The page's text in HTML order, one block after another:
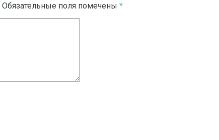
Обязательные поля помечены *